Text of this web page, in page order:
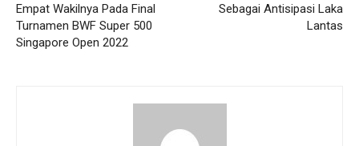
Empat Wakilnya Pada Final
Turnamen BWF Super 500
Singapore Open 2022
Sebagai Antisipasi Laka
Lantas